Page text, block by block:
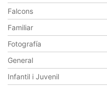
Falcons
Familiar
Fotografía
General
Infantil i Juvenil